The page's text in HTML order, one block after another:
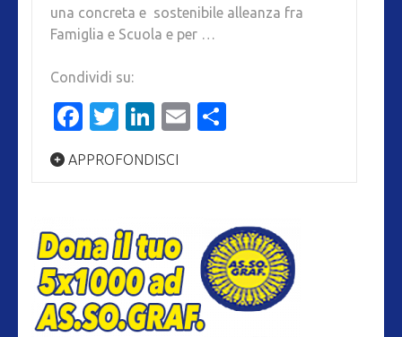
una concreta e sostenibile alleanza fra
Famiglia e Scuola e per …
Condividi su:
Facebook
Twitter
LinkedIn
Email
APPROFONDISCI